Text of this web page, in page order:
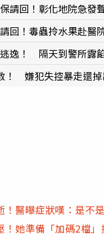
請回！彰化地院急發
回！毒蟲拎水果赴
逸！ 隔天到警所露
！ 嫌犯失控暴走還掉
！醫曝症狀嘆：是不
！她準備「加碼2檔